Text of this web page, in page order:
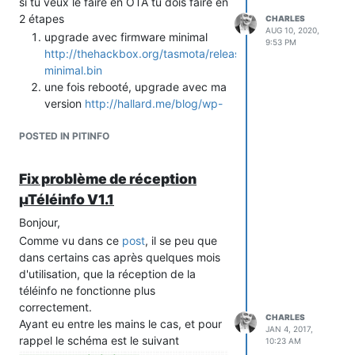
flags
savoir su l'élément vient d'être
ajouté, ou juste modifié, .. (par
exemple une valeur IINST
modifiée)
*nameun pointeur sur la chaine qui
IINST)
Ce qu'il faut bien comprendre c'est que
quand tu alloues un élément de la liste
chaînée (parce que viens de recevoir
une nouvelle étiquette) tu n'as pas la
taille pour stocker le nom de l'étiquette
ainsi que sa valeur, ce ne sont que des
pointeurs *name et *value il faut donc
allouer l'espace mémoire nécessaire et
c'est la qu'interviennent les lignes dont
tu parles.
Donc dans un 1er temps on crée un
2 étapes
upgrade avec firmware minimal
http://thehackbox.org/tasmota/release/tasmota-
minimal.bin
une fois rebooté, upgrade avec ma
version http://hallard.me/blog/wp-
sensors.bin.gz
POSTED IN PITINFO
CHARLES
AUG 10, 2020,
9:53 PM
Fix problème de réception
µTéléinfo V1.1
Bonjour,
Comme vu dans ce post, il se peu que
dans certains cas après quelques mois
d'utilisation, que la réception de la
téléinfo ne fonctionne plus
correctement.
Ayant eu entre les mains le cas, et pour
rappel le schéma est le suivant
CHARLES
JAN 4, 2017,
10:23 AM